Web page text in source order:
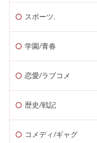
スポーツ.
学園/青春
恋愛/ラブコメ
歴史/戦記
コメディ/ギャグ